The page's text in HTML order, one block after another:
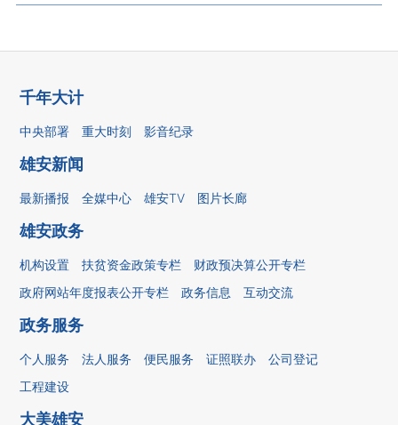
千年大计
中央部署 重大时刻 影音纪录
雄安新闻
最新播报 全媒中心 雄安TV 图片长廊
雄安政务
机构设置 扶贫资金政策专栏
财政预决算公开专栏
政府网站年度报表公开专栏
政务信息 互动交流
政务服务
个人服务 法人服务 便民服务 证照联办
公司登记
工程建设
大美雄安